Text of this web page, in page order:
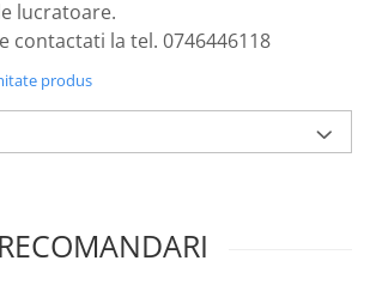
lucratoare.
contactati la tel. 0746446118
produs
RECOMANDARI